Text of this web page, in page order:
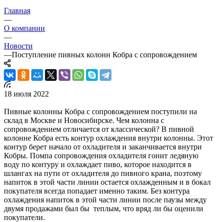
Главная
—
О компании
—
Новости
—Поступление пивных колонн Кобра с сопровождением
18 июля 2022
Пивные колонны Кобра с сопровождением поступили на
склад в Москве и Новосибирске. Чем колонна с
сопровождением отличается от классической? В пивной
колонне Кобра есть контур охлаждения внутри колонны. Этот
контур берет начало от охладителя и заканчивается внутри
Кобры. Помпа сопровождения охладителя гонит ледяную
воду по контуру и охлаждает пиво, которое находится в
шлангах на пути от охладителя до пивного крана, поэтому
напиток в этой части линии остается охлажденным и в бокал
покупателя всегда попадает именно таким. Без контура
охлаждения напиток в этой части линии после паузы между
двумя продажами был бы теплым, что вряд ли бы оценили
покупатели.